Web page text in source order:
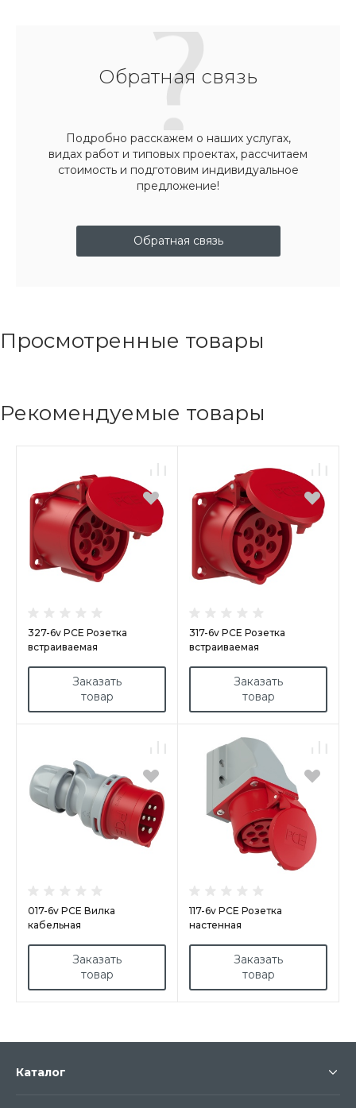
Обратная связь
Подробно расскажем о наших услугах,
видах работ и типовых проектах, рассчитаем
стоимость и подготовим индивидуальное
предложение!
Обратная связь
Просмотренные товары
Рекомендуемые товары
327-6v PCE Розетка
встраиваемая
фланец 70x70,
Заказать
товар
317-6v PCE Розетка
встраиваемая
фланец 70x70,
Заказать
товар
017-6v PCE Вилка
кабельная
никелированныe контакты
Заказать
товар
117-6v PCE Розетка
настенная
никелированные контакты
Заказать
товар
Каталог